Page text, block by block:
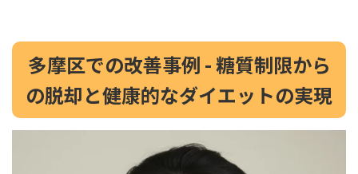
多摩区での改善事例 - 糖質制限から
の脱却と健康的なダイエットの実現